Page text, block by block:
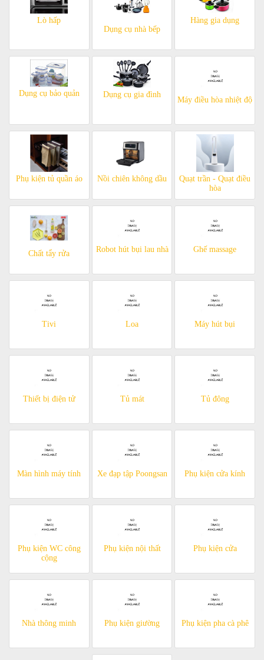
Lò hấp
Dụng cụ nhà bếp
Hàng gia dụng
Dụng cụ bảo quản Dụng cụ gia đình
Máy điều hòa nhiệt độ
Phụ kiện tủ quần áo Nồi chiên không dầu
Quạt trần - Quạt điều
hòa
Chất tẩy rửa Robot hút bụi lau nhà Ghế massage
Tivi Loa Máy hút bụi
Thiết bị điện tử Tủ mát Tủ đông
Màn hình máy tính Xe đạp tập Poongsan Phụ kiện cửa kính
Phụ kiện WC công
cộng
Phụ kiện nội thất Phụ kiện cửa
Nhà thông minh Phụ kiện giường Phụ kiện pha cà phê